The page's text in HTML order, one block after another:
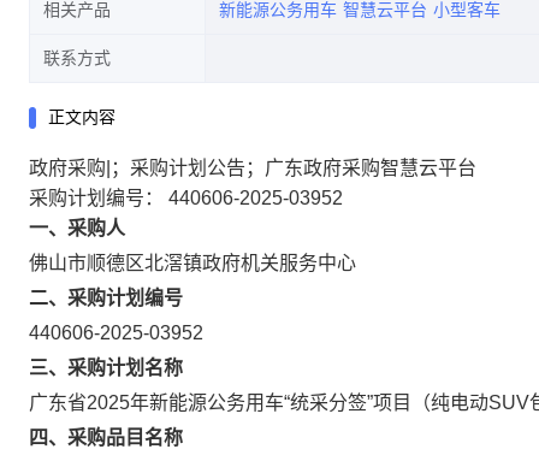
相关产品 新能源公务用车 智慧云平台 小型客车
联系方式
正文内容
政府采购|；采购计划公告；广东政府采购智慧云平台
采购计划编号： 440606-2025-03952
一、采购人
佛山市顺德区北滘镇政府机关服务中心
二、采购计划编号
440606-2025-03952
三、采购计划名称
广东省2025年新能源公务用车“统采分签”项目（纯电动SUV
四、采购品目名称